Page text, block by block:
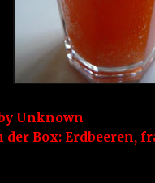
Unknown
der Box: Erdbeeren,